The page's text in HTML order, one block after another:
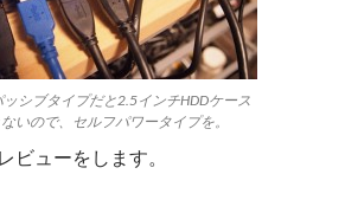
ッシブタイプだと2.5インチHDDケース
いので、セルフパワータイプを。
ビューをします。